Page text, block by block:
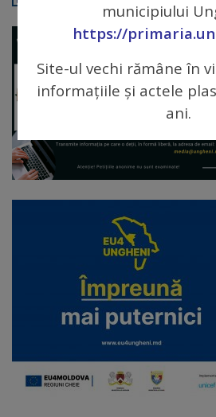
Sportivi
de
performanță
în
imagini
Galerie
Galerii
foto
Administrație
Primărie
municipiului
https://
Site-ul vechi rămâne în
informațiile și actele
ani.